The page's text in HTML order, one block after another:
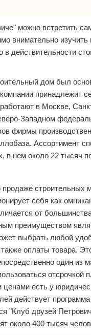
можно встретить
внимательно изучить
в действительности
дом был
принадлежит
в Москве,
Западном
фирмы
Ассортимент
в нем около 22 тысяч
строительных
себя как
от
преимуществом
выбрать любой
оплаты товара.
один из
отсрочкой
есть у
действует
"Клуб друзей
около 400 тысяч